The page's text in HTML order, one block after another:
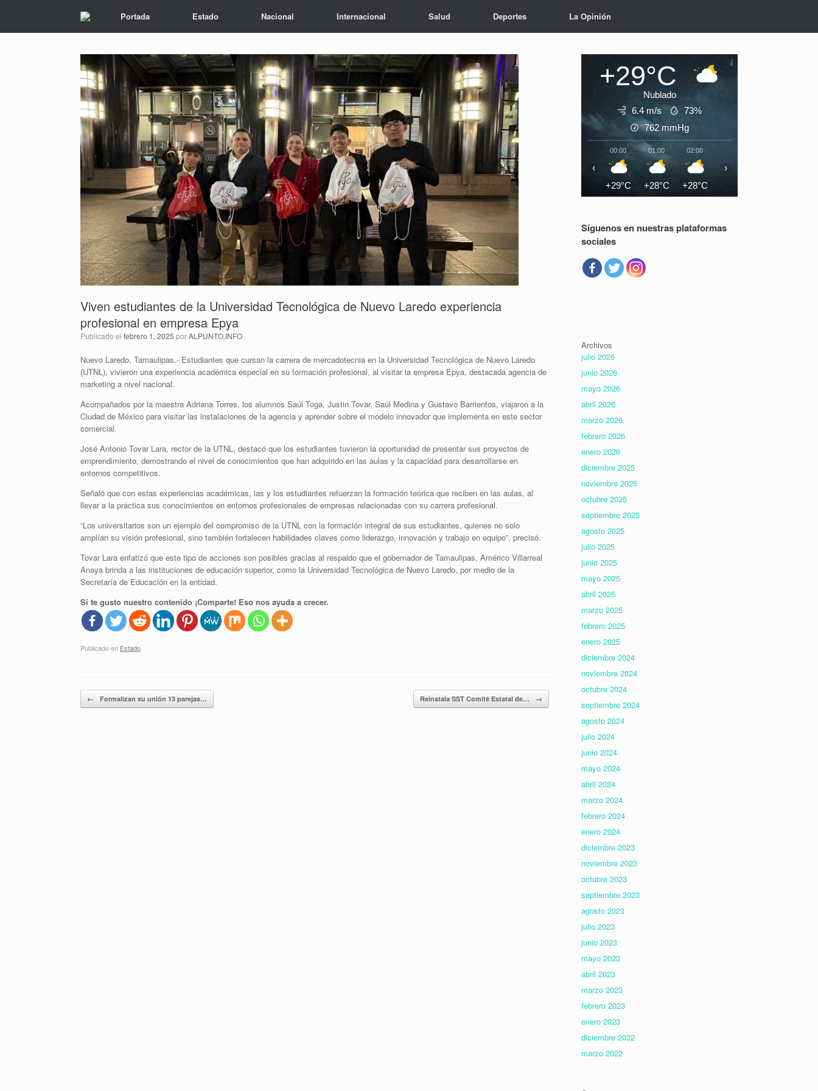
Portada Estado Nacional Internacional Salud Deportes La Opinión
Viven estudiantes de la Universidad Tecnológica de Nuevo Laredo experiencia
profesional en empresa Epya
Publicado el febrero 1, 2025 porALPUNTO.INFO
Nuevo Laredo, Tamaulipas.- Estudiantes que cursan la carrera de mercadotecnia en la Universidad Tecnológica de Nuevo Laredo
(UTNL), vivieron una experiencia académica especial en su formación profesional, al visitar la empresa Epya, destacada agencia de
marketing a nivel nacional.
Acompañados por la maestra Adriana Torres, los alumnos Saúl Toga, Justin Tovar, Saúl Medina y Gustavo Barrientos, viajaron a la
Ciudad de México para visitar las instalaciones de la agencia y aprender sobre el modelo innovador que implementa en este sector
comercial.
José Antonio Tovar Lara, rector de la UTNL, destacó que los estudiantes tuvieron la oportunidad de presentar sus proyectos de
emprendimiento, demostrando el nivel de conocimientos que han adquirido en las aulas y la capacidad para desarrollarse en
entornos competitivos.
Señaló que con estas experiencias académicas, las y los estudiantes refuerzan la formación teórica que reciben en las aulas, al
llevar a la práctica sus conocimientos en entornos profesionales de empresas relacionadas con su carrera profesional.
“Los universitarios son un ejemplo del compromiso de la UTNL con la formación integral de sus estudiantes, quienes no solo
amplían su visión profesional, sino también fortalecen habilidades claves como liderazgo, innovación y trabajo en equipo”, precisó.
Tovar Lara enfatizó que este tipo de acciones son posibles gracias al respaldo que el gobernador de Tamaulipas, Américo Villarreal
Anaya brinda a las instituciones de educación superior, como la Universidad Tecnológica de Nuevo Laredo, por medio de la
Secretaría de Educación en la entidad.
Si te gusto nuestro contenido ¡Comparte! Eso nos ayuda a crecer.
Publicado en Estado
Navegador de artículos
← Formalizan su unión 13 parejas… Reinstala SST Comité Estatal de… →
+29°C
Nublado
6.4 m/s
73%
762 mmHg
00:00
+29°C
01:00
+28°C
02:00
+28°C
‹ ›
Síguenos en nuestras plataformas
sociales
Archivos
julio 2026
junio 2026
mayo 2026
abril 2026
marzo 2026
febrero 2026
enero 2026
diciembre 2025
noviembre 2025
octubre 2025
septiembre 2025
agosto 2025
julio 2025
junio 2025
mayo 2025
abril 2025
marzo 2025
febrero 2025
enero 2025
diciembre 2024
noviembre 2024
octubre 2024
septiembre 2024
agosto 2024
julio 2024
junio 2024
mayo 2024
abril 2024
marzo 2024
febrero 2024
enero 2024
diciembre 2023
noviembre 2023
octubre 2023
septiembre 2023
agosto 2023
julio 2023
junio 2023
mayo 2023
abril 2023
marzo 2023
febrero 2023
enero 2023
diciembre 2022
marzo 2022